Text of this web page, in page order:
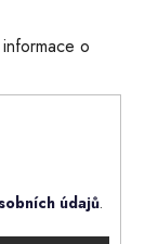
o
údajů.